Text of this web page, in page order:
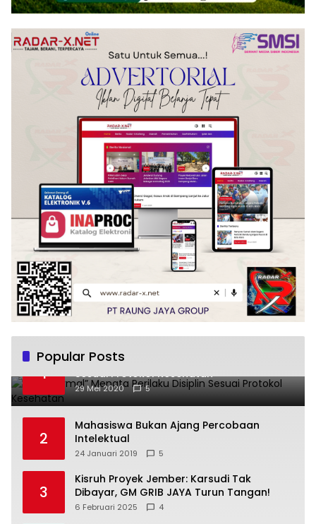
Popular Posts
1
“New Normal” Menata Perilaku Disiplin
Sesuai Protokol Kesehatan
29 Mei 2020 5
2
Mahasiswa Bukan Ajang Percobaan
Intelektual
24 Januari 2019 5
3
Kisruh Proyek Jember: Karsudi Tak
Dibayar, GM GRIB JAYA Turun Tangan!
6 Februari 2025 4